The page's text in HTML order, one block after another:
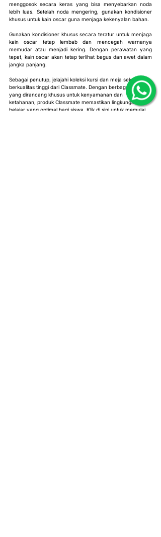
menggosok secara keras yang bisa menyebarkan noda
lebih luas. Setelah noda mengering, gunakan kondisioner
khusus untuk kain oscar guna menjaga kekenyalan bahan.
Gunakan kondisioner khusus secara teratur untuk menjaga
kain oscar tetap lembab dan mencegah warnanya
memudar atau menjadi kering. Dengan perawatan yang
tepat, kain oscar akan tetap terlihat bagus dan awet dalam
jangka panjang.
Sebagai penutup, jelajahi koleksi kursi dan meja sekolah
berkualitas tinggi dari Classmate. Dengan berbagai pilihan
yang dirancang khusus untuk kenyamanan dan
ketahanan, produk Classmate memastikan lingkungan
belajar yang optimal bagi siswa. Klik di sini untuk memulai